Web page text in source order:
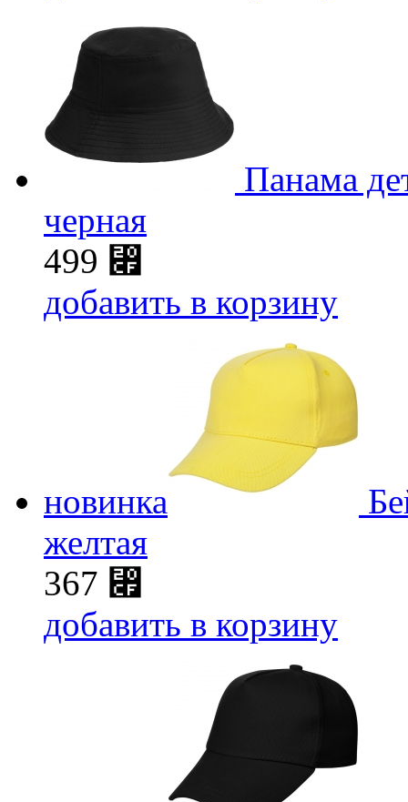
Панама
черная
499 ⃏
добавить в корзину
новинка
желтая
367 ⃏
добавить в корзину